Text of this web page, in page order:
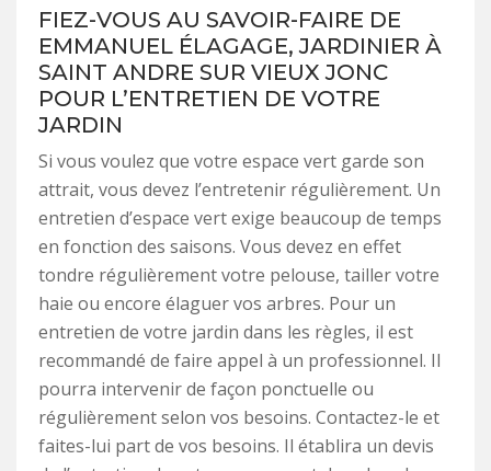
FIEZ-VOUS AU SAVOIR-FAIRE DE
EMMANUEL ÉLAGAGE, JARDINIER À
SAINT ANDRE SUR VIEUX JONC
POUR L’ENTRETIEN DE VOTRE
JARDIN
Si vous voulez que votre espace vert garde son
attrait, vous devez l’entretenir régulièrement. Un
entretien d’espace vert exige beaucoup de temps
en fonction des saisons. Vous devez en effet
tondre régulièrement votre pelouse, tailler votre
haie ou encore élaguer vos arbres. Pour un
entretien de votre jardin dans les règles, il est
recommandé de faire appel à un professionnel. Il
pourra intervenir de façon ponctuelle ou
régulièrement selon vos besoins. Contactez-le et
faites-lui part de vos besoins. Il établira un devis